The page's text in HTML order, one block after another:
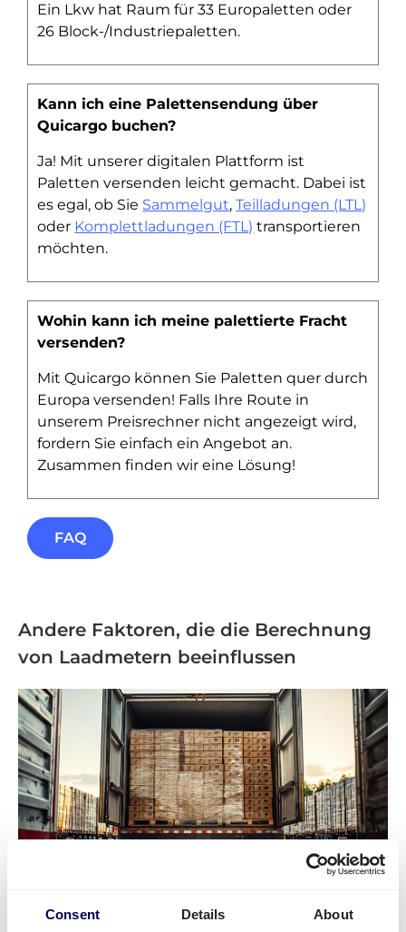
Consent Details About
Ein Lkw hat Raum für 33 Europaletten oder
26 Block-/Industriepaletten.
Kann ich eine Palettensendung über
Quicargo buchen?
Ja! Mit unserer digitalen Plattform ist
Paletten versenden leicht gemacht. Dabei ist
es egal, ob Sie Sammelgut,Teilladungen (LTL)
oder Komplettladungen (FTL) transportieren
möchten.
Wohin kann ich meine palettierte Fracht
versenden?
Mit Quicargo können Sie Paletten quer durch
Europa versenden! Falls Ihre Route in
unserem Preisrechner nicht angezeigt wird,
fordern Sie einfach ein Angebot an.
Zusammen finden wir eine Lösung!
FAQ
Andere Faktoren, die die Berechnung
von Laadmetern beeinflussen